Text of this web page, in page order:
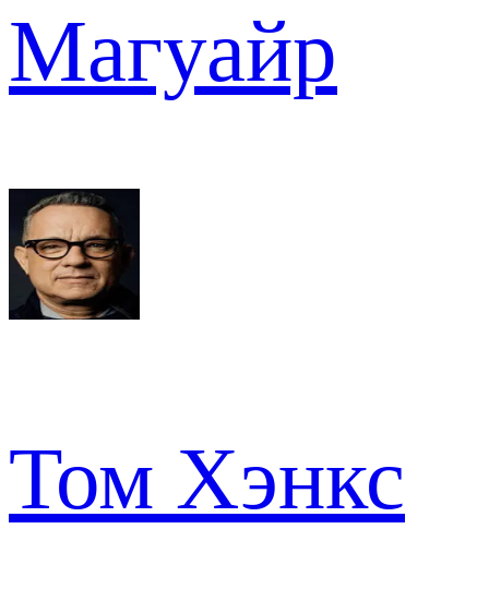
Магуайр
Том Хэнкс